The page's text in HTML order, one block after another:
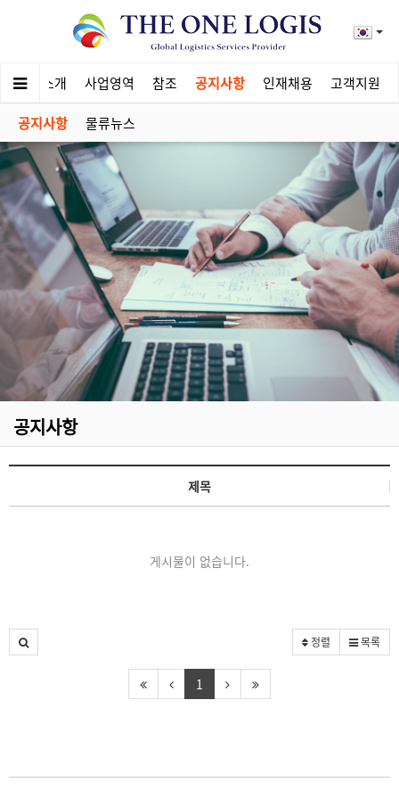
회사소개 사업영역 참조 공지사항 인재채용 고객지원
공지사항 물류뉴스
공지사항
제목
게시물이 없습니다.
정렬 목록
1